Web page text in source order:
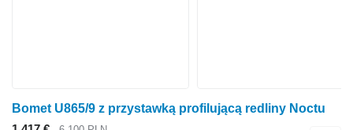
Bomet U865/9 z przystawką profilującą redliny Noctu